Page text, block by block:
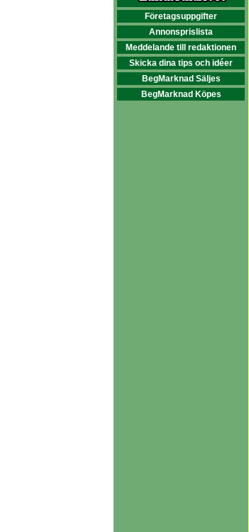
Företagsuppgifter
Annonsprislista
Meddelande till redaktionen
Skicka dina tips och idéer
BegMarknad Säljes
BegMarknad Köpes